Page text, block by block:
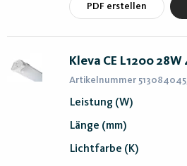
PDF erstellen
Kleva CE L1200
Artikelnummer
Leistung (W)
Länge (mm)
Lichtfarbe (K)